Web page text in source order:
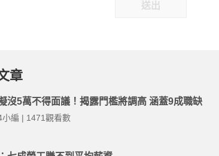
送出
章
沒5萬不得面議！揭露門檻將調高 涵蓋9成職缺
小編 | 1471觀看數